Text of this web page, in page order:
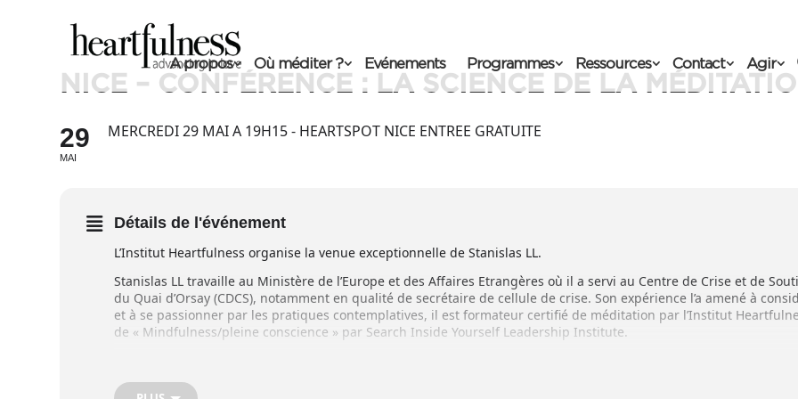
A propos Où méditer ? Evénements Programmes Ressources Contact Agir
NICE – CONFÉRENCE : LA SCIENCE DE LA
29
MAI
MERCREDI 29 MAI A 19H15 - HEARTSPOT NICE ENTREE GRATUITE
Détails de l'événement
L’Institut Heartfulness organise la venue exceptionnelle de Stanislas LL.
Stanislas LL travaille au Ministère de l’Europe et des Affaires Etrangères où il a servi au Centre de Crise et de
du Quai d’Orsay (CDCS), notamment en qualité de secrétaire de cellule de crise. Son expérience l’a amené à
et à se passionner par les pratiques contemplatives, il est formateur certifié de méditation par l’Institut
de « Mindfulness/pleine conscience » par Search Inside Yourself Leadership Institute.
intérieurs et le leadership.